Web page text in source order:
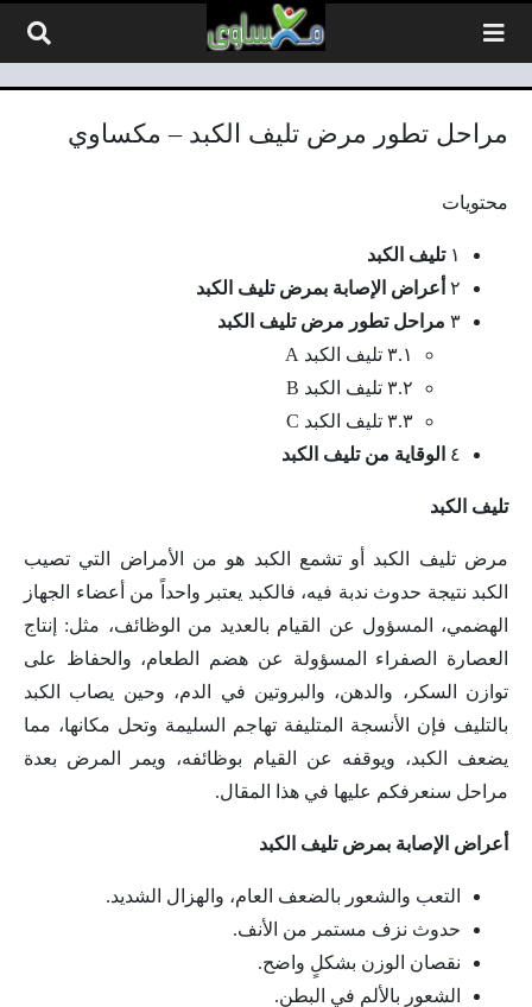
مراحل تطور مرض تليف الكبد – مكساوي
محتويات
١ تليف الكبد
٢ أعراض الإصابة بمرض تليف الكبد
٣ مراحل تطور مرض تليف الكبد
٣.١ تليف الكبد A
٣.٢ تليف الكبد B
٣.٣ تليف الكبد C
٤ الوقاية من تليف الكبد
تليف الكبد
مرض تليف الكبد أو تشمع الكبد هو من الأمراض التي تصيب
الكبد نتيجة حدوث ندبة فيه، فالكبد يعتبر واحداً من أعضاء الجهاز
الهضمي، المسؤول عن القيام بالعديد من الوظائف، مثل: إنتاج
العصارة الصفراء المسؤولة عن هضم الطعام، والحفاظ على
توازن السكر، والدهن، والبروتين في الدم، وحين يصاب الكبد
بالتليف فإن الأنسجة المتليفة تهاجم السليمة وتحل مكانها، مما
يضعف الكبد، ويوقفه عن القيام بوظائفه، ويمر المرض بعدة
مراحل سنعرفكم عليها في هذا المقال.
أعراض الإصابة بمرض تليف الكبد
التعب والشعور بالضعف العام، والهزال الشديد.
حدوث نزف مستمر من الأنف.
نقصان الوزن بشكلٍ واضح.
الشعور بالألم في البطن.